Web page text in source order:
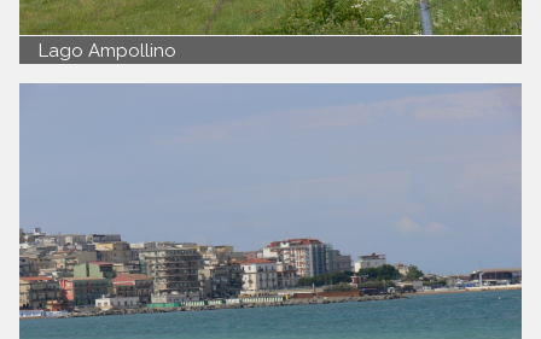
Lago Ampollino